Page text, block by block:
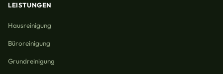
LEISTUNGEN
Hausreinigung
Büroreinigung
Grundreinigung